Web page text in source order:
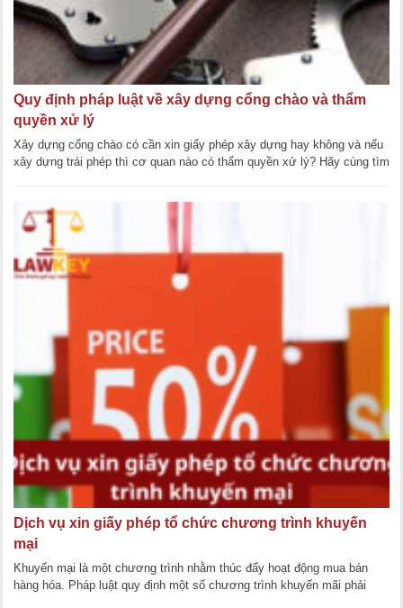
Quy định pháp luật về xây dựng cổng chào và thẩm
quyền xử lý
Xây dựng cổng chào có cần xin giấy phép xây dựng hay không và nếu
xây dựng trái phép thì cơ quan nào có thẩm quyền xử lý? Hãy cùng tìm
Dịch vụ xin giấy phép tổ chức chương trình khuyến
mại
Khuyến mại là một chương trình nhằm thúc đẩy hoạt động mua bán
hàng hóa. Pháp luật quy định một số chương trình khuyến mãi phải